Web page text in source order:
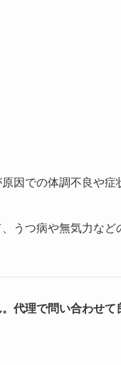
因での体調不良や症
うつ病や無気力な
代理で問い合わせて